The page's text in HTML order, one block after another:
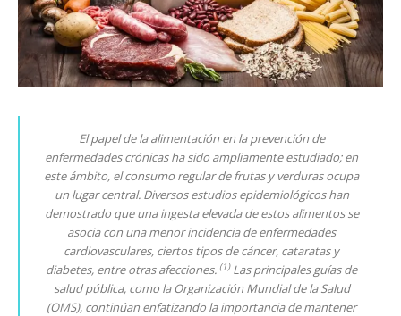
El papel de la alimentación en la prevención de
enfermedades crónicas ha sido ampliamente estudiado; en
este ámbito, el consumo regular de frutas y verduras ocupa
un lugar central. Diversos estudios epidemiológicos han
demostrado que una ingesta elevada de estos alimentos se
asocia con una menor incidencia de enfermedades
cardiovasculares, ciertos tipos de cáncer, cataratas y
diabetes, entre otras afecciones. (1)Las principales guías de
salud pública, como la Organización Mundial de la Salud
(OMS), continúan enfatizando la importancia de mantener